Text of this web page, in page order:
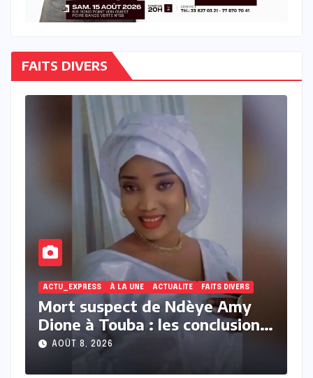
FAITS DIVERS
À LA UNE ACTUALITE FAITS DIVERS
de Ndèye Amy
Touba : les conclusions
légales attendues…
ACTU_EXPRESS
Touba :
Sow